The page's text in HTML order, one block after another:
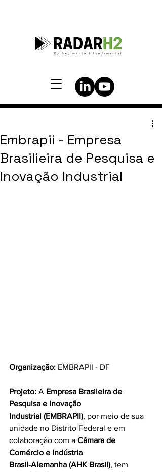
Embrapii - Empresa
Brasilieira de Pesquisa e
Inovação Industrial
Organização: EMBRAPII - DF
Projeto: A Empresa Brasileira de
Pesquisa e Inovação
Industrial (EMBRAPII), por meio de sua
unidade no Distrito Federal e em
colaboração com a Câmara de
Comércio e Indústria
Brasil‑Alemanha (AHK Brasil), tem